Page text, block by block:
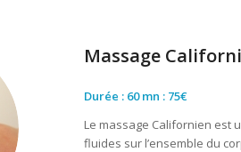
Massage
Durée : 60 mn : 75€
Le massage Californien est
fluides sur l’ensemble du